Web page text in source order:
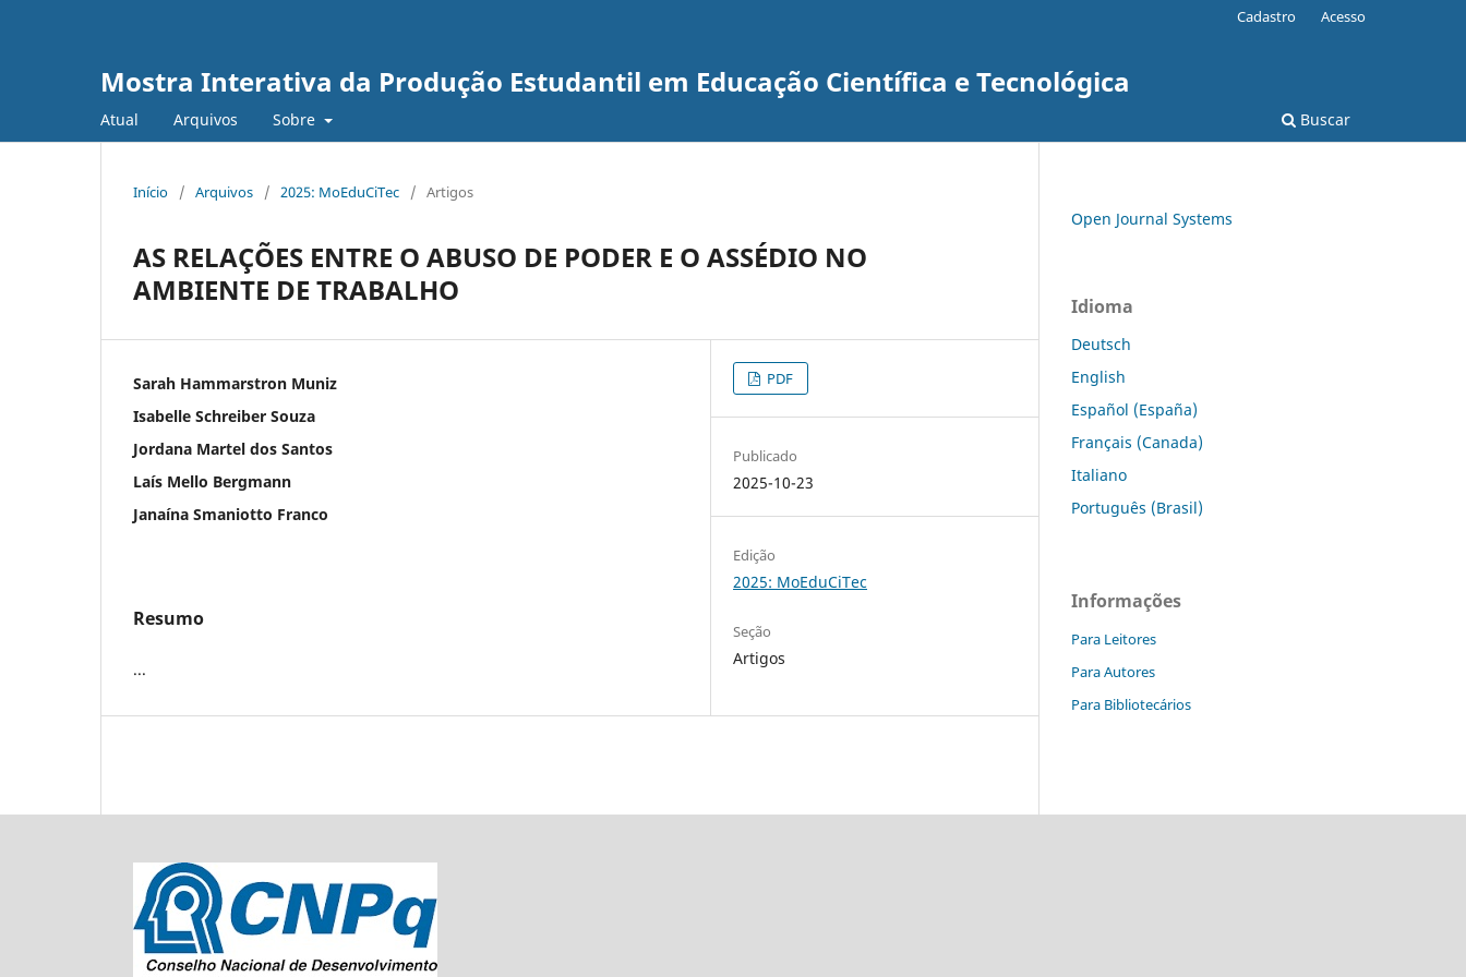
Mostra Interativa da Produção Estudantil em Educação Científica e Tecnológica
Atual Arquivos Sobre Buscar
Cadastro Acesso
Início / Arquivos / 2025: MoEduCiTec / Artigos
AS RELAÇÕES ENTRE O ABUSO DE PODER E O ASSÉDIO NO
AMBIENTE DE TRABALHO
Sarah Hammarstron Muniz
Isabelle Schreiber Souza
Jordana Martel dos Santos
Laís Mello Bergmann
Janaína Smaniotto Franco
Resumo
...
PDF
Publicado
2025-10-23
Edição
2025: MoEduCiTec
Seção
Artigos
Open Journal Systems
Idioma
Deutsch
English
Español (España)
Français (Canada)
Italiano
Português (Brasil)
Informações
Para Leitores
Para Autores
Para Bibliotecários